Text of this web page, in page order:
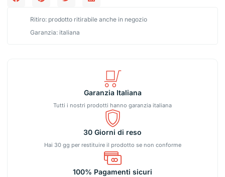
Ritiro: prodotto ritirabile anche in negozio
Garanzia: italiana
Garanzia Italiana
Tutti i nostri prodotti hanno garanzia italiana
30 Giorni di reso
Hai 30 gg per restituire il prodotto se non conforme
100% Pagamenti sicuri